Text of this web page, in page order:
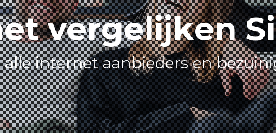
vergelijken
alle internet aanbieders en